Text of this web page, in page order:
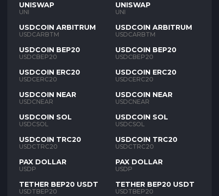
UNISWAP
UNI
USDCOIN ARBITRUM
USDCARBTM
USDCOIN BEP20
USDCBEP20
USDCOIN ERC20
USDCERC20
USDCOIN NEAR
USDCNEAR
USDCOIN SOL
USDCSOL
USDCOIN TRC20
USDCTRC20
PAX DOLLAR
USDP
TETHER BEP20 USDT
USDTBEP20
UNISWAP
UNI
USDCOIN ARBITRUM
USDCARBTM
USDCOIN BEP20
USDCBEP20
USDCOIN ERC20
USDCERC20
USDCOIN NEAR
USDCNEAR
USDCOIN SOL
USDCSOL
USDCOIN TRC20
USDCTRC20
PAX DOLLAR
USDP
TETHER BEP20 USDT
USDTBEP20